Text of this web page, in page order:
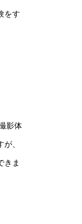
をす
影体
、
きま